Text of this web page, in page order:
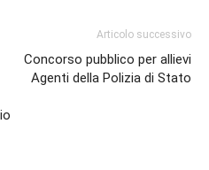
Articolo successivo
Concorso pubblico per allievi
Agenti della Polizia di Stato